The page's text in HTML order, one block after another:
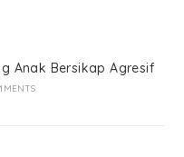
Anak Bersikap Agresif